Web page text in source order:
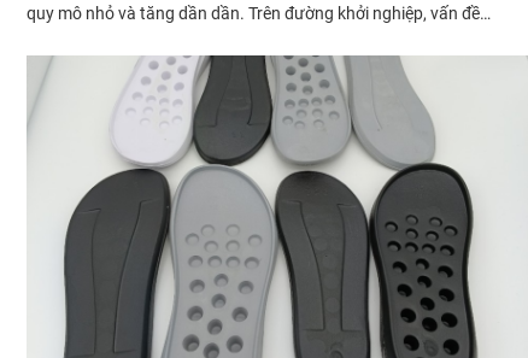
quy mô nhỏ và tăng dần dần. Trên đường khởi nghiệp, vấn đề